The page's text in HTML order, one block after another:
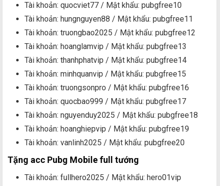
Tài khoản: quocviet77 / Mật khẩu: pubgfree10
Tài khoản: hungnguyen88 / Mật khẩu: pubgfree11
Tài khoản: truongbao2025 / Mật khẩu: pubgfree12
Tài khoản: hoanglamvip / Mật khẩu: pubgfree13
Tài khoản: thanhphatvip / Mật khẩu: pubgfree14
Tài khoản: minhquanvip / Mật khẩu: pubgfree15
Tài khoản: truongsonpro / Mật khẩu: pubgfree16
Tài khoản: quocbao999 / Mật khẩu: pubgfree17
Tài khoản: nguyenduy2025 / Mật khẩu: pubgfree18
Tài khoản: hoanghiepvip / Mật khẩu: pubgfree19
Tài khoản: vanlinh2025 / Mật khẩu: pubgfree20
Tặng acc Pubg Mobile full tướng
Tài khoản: fullhero2025 / Mật khẩu: hero01vip